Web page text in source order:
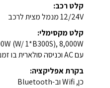
קלט רכב:
12/24V מנמל מצית לרכב
קלט מקסימלי:
עם AC וכניסה סולארית בו זמנית
בקרת אפליקציה:
כן, Wifi וב-Bluetooth